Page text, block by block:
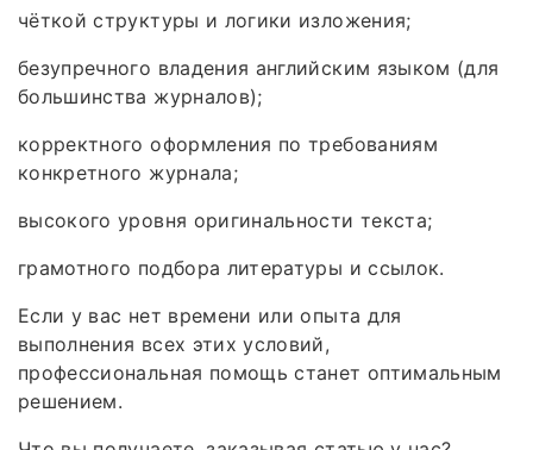
чёткой структуры и логики изложения;
безупречного владения английским языком (для
большинства журналов);
корректного оформления по требованиям
конкретного журнала;
высокого уровня оригинальности текста;
грамотного подбора литературы и ссылок.
Если у вас нет времени или опыта для
выполнения всех этих условий,
профессиональная помощь станет оптимальным
решением.